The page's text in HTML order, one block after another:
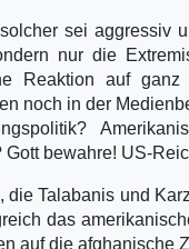
sei aggressiv
nur die
Reaktion auf
noch in der
Gott bewahre! US-
die Talabanis und
das
auf die afghanische